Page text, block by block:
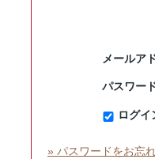
メールア
パスワ
ログイ
» パスワードをお忘